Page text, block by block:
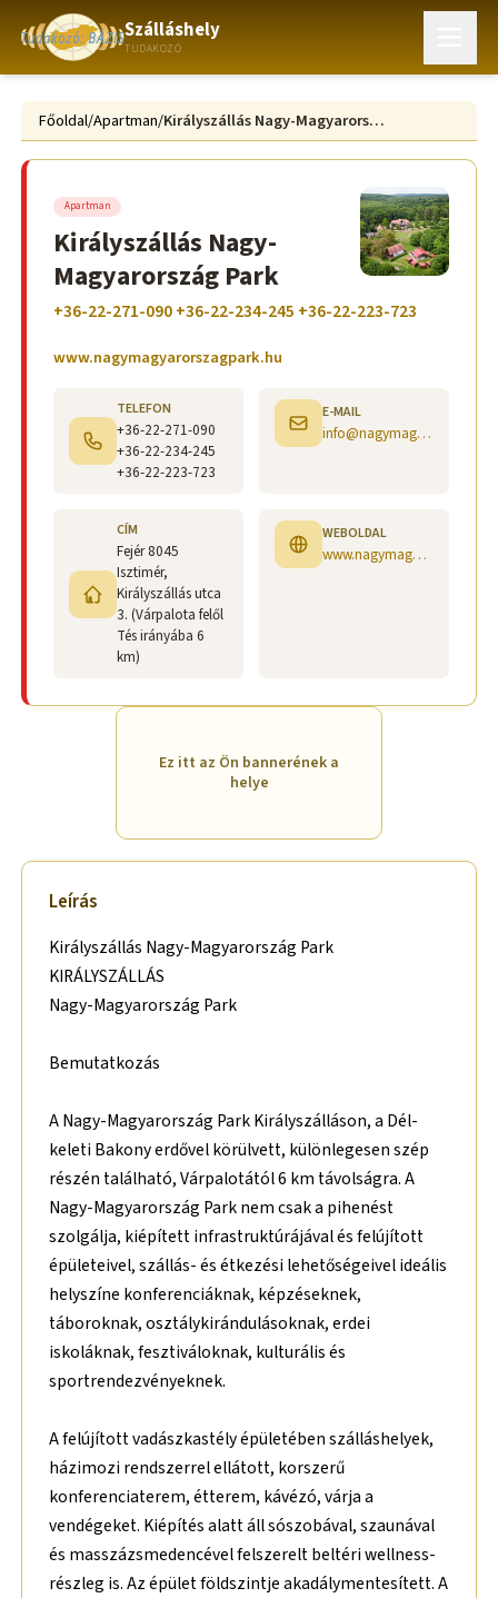
Szálláshely
TUDAKOZÓ
Főoldal/Apartman/ Királyszállás Nagy-Magyarország Park
Apartman
Királyszállás Nagy-
Magyarország Park
+36-22-271-090 +36-22-234-245 +36-22-223-723
www.nagymagyarorszagpark.hu
TELEFON
+36-22-271-090
+36-22-234-245
+36-22-223-723
E-MAIL
info@nagymagyarorszagpark.hu
CÍM
Fejér 8045
Isztimér,
Királyszállás utca
3. (Várpalota felől
Tés irányába 6
km)
WEBOLDAL
www.nagymagyarorszagpark.hu
Ez itt az Ön bannerének a
helye
Leírás
Királyszállás Nagy-Magyarország Park
KIRÁLYSZÁLLÁS
Nagy-Magyarország Park
Bemutatkozás
A Nagy-Magyarország Park Királyszálláson, a Dél-
keleti Bakony erdővel körülvett, különlegesen szép
részén található, Várpalotától 6 km távolságra. A
Nagy-Magyarország Park nem csak a pihenést
szolgálja, kiépített infrastruktúrájával és felújított
épületeivel, szállás- és étkezési lehetőségeivel ideális
helyszíne konferenciáknak, képzéseknek,
táboroknak, osztálykirándulásoknak, erdei
iskoláknak, fesztiváloknak, kulturális és
sportrendezvényeknek.
A felújított vadászkastély épületében szálláshelyek,
házimozi rendszerrel ellátott, korszerű
konferenciaterem, étterem, kávézó, várja a
vendégeket. Kiépítés alatt áll sószobával, szaunával
és masszázsmedencével felszerelt beltéri wellness-
részleg is. Az épület földszintje akadálymentesített. A